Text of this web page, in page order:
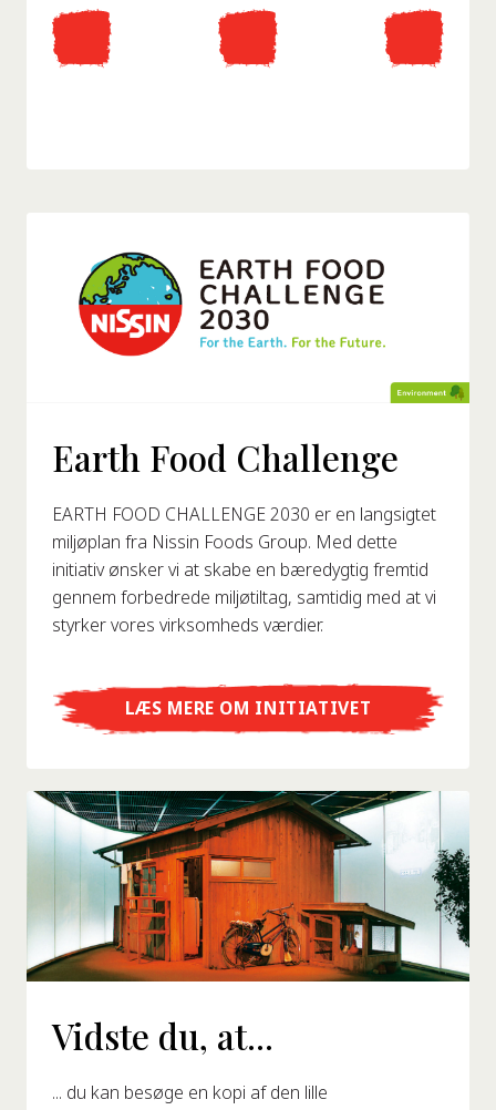
Earth Food Challenge
EARTH FOOD CHALLENGE 2030 er en langsigtet
miljøplan fra Nissin Foods Group. Med dette
initiativ ønsker vi at skabe en bæredygtig fremtid
gennem forbedrede miljøtiltag, samtidig med at vi
styrker vores virksomheds værdier.
LÆS MERE OM INITIATIVET
Vidste du, at...
... du kan besøge en kopi af den lille